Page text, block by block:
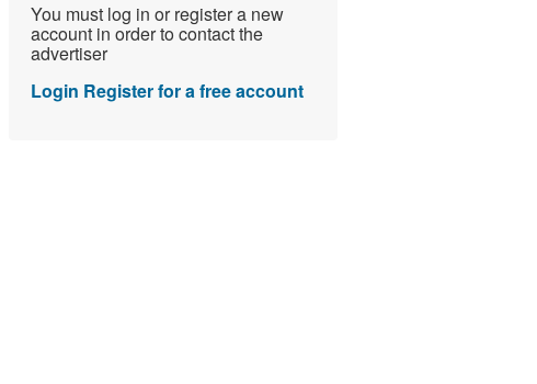
You must log in or register a new
account in order to contact the
advertiser
Login Register for a free account